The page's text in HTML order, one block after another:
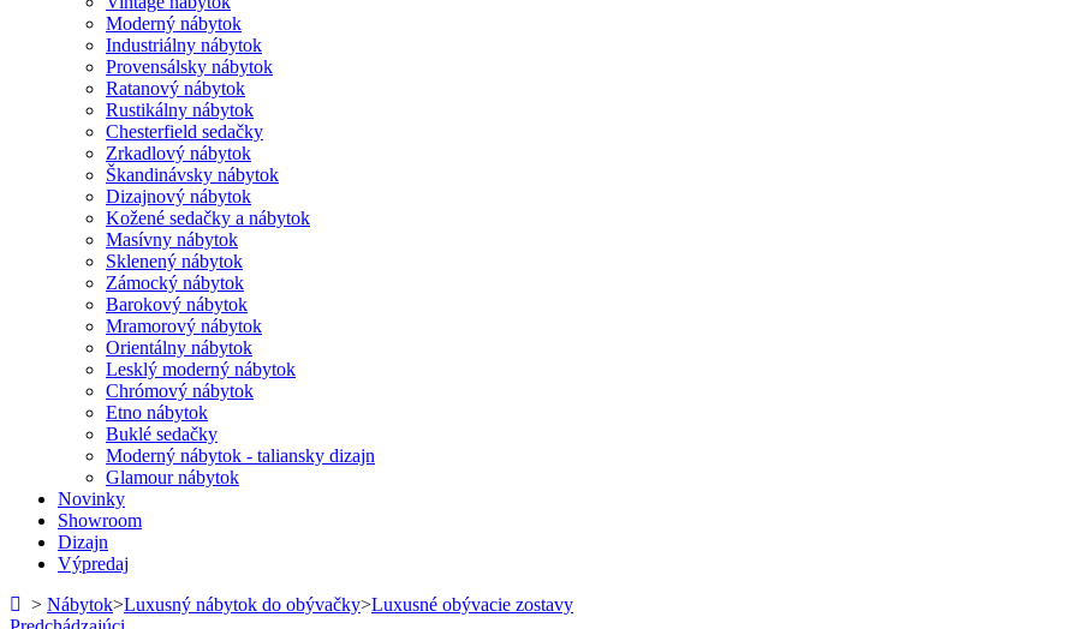
Moderný nábytok
Industriálny nábytok
Provensálsky nábytok
Ratanový nábytok
Rustikálny nábytok
Chesterfield sedačky
Zrkadlový nábytok
Škandinávsky nábytok
Dizajnový nábytok
Kožené sedačky a nábytok
Masívny nábytok
Sklenený nábytok
Zámocký nábytok
Barokový nábytok
Mramorový nábytok
Orientálny nábytok
Lesklý moderný nábytok
Chrómový nábytok
Etno nábytok
Buklé sedačky
Moderný nábytok - taliansky dizajn
Glamour nábytok
Novinky
Showroom
Dizajn
Výpredaj
> Nábytok>Luxusný nábytok do obývačky>Luxusné obývacie zostavy